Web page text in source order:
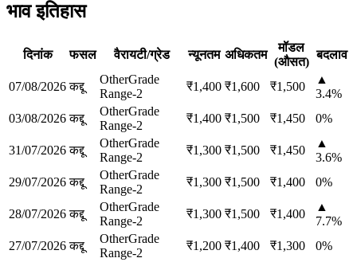
भाव इतिहास
दिनांक फसल वैरायटी/ग्रेड न्यूनतम अधिकतम
मॉडल
(औसत)
बदलाव
07/08/2026 कद्दू
OtherGrade
Range-2
₹1,400 ₹1,600 ₹1,500
▲
3.4%
03/08/2026 कद्दू
OtherGrade
Range-2
₹1,400 ₹1,500 ₹1,450 0%
31/07/2026 कद्दू
OtherGrade
Range-2
₹1,300 ₹1,500 ₹1,450
▲
3.6%
29/07/2026 कद्दू
OtherGrade
Range-2
₹1,300 ₹1,500 ₹1,400 0%
28/07/2026 कद्दू
OtherGrade
Range-2
₹1,300 ₹1,500 ₹1,400
▲
7.7%
27/07/2026 कद्दू
OtherGrade
Range-2
₹1,200 ₹1,400 ₹1,300 0%